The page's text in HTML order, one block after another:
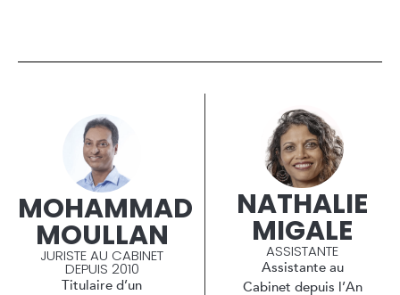
MOHAMMAD
MOULLAN
JURISTE AU CABINET
DEPUIS 2010
Titulaire d’un
NATHALIE
MIGALE
ASSISTANTE
Assistante au
Cabinet depuis l’An